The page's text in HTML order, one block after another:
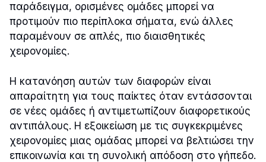
παράδειγμα, ορισμένες ομάδες μπορεί να
προτιμούν πιο περίπλοκα σήματα, ενώ άλλες
παραμένουν σε απλές, πιο διαισθητικές
χειρονομίες.
Η κατανόηση αυτών των διαφορών είναι
απαραίτητη για τους παίκτες όταν εντάσσονται
σε νέες ομάδες ή αντιμετωπίζουν διαφορετικούς
αντιπάλους. Η εξοικείωση με τις συγκεκριμένες
χειρονομίες μιας ομάδας μπορεί να βελτιώσει την
επικοινωνία και τη συνολική απόδοση στο γήπεδο.